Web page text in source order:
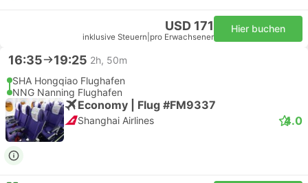
USD 171
inklusive Steuern pro Erwachsener
Hier buchen
16:35 19:25 2h, 50m
SHA Hongqiao Flughafen
NNG Nanning Flughafen
Economy | Flug #FM9337
Shanghai Airlines 4.0